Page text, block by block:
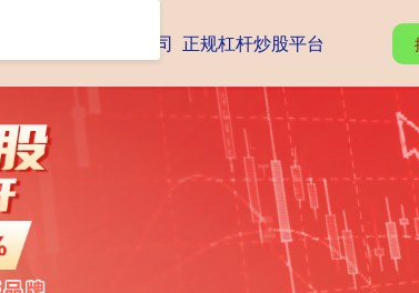
专业杠杆炒股公司 正规杠杆炒股平台